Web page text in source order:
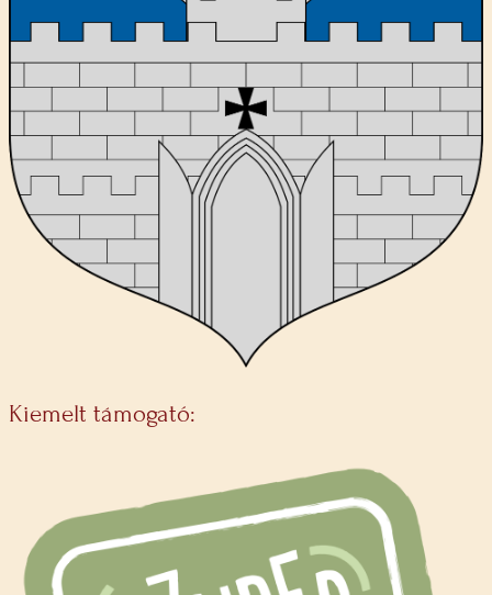
Kiemelt támogató: